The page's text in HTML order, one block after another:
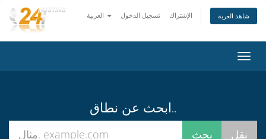
تسجيل الدخول الإشتراك شاهد العربة
تبديل
التنقل
ابحث عن نطاق..